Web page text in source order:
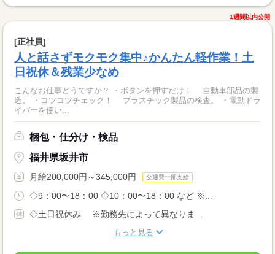
1週間以内公開
[正社員]
人と話さずモクモク集中♪かんたん軽作業！土
日祝休＆残業少なめ
こんなお仕事どうですか？ ・ボタンを押すだけ！ 自動車部品の製
造。 ・コツコツチェック！ プラスチック製品の検査。 ・電動ドラ
イバーを使い...
梱包・仕分け・検品
福井県坂井市
月給200,000円～345,000円 交通費一部支給
◇9：00〜18：00 ◇10：00〜18：00 など ※...
◇土日祝休み ※勤務先によって異なりま...
もっと見る